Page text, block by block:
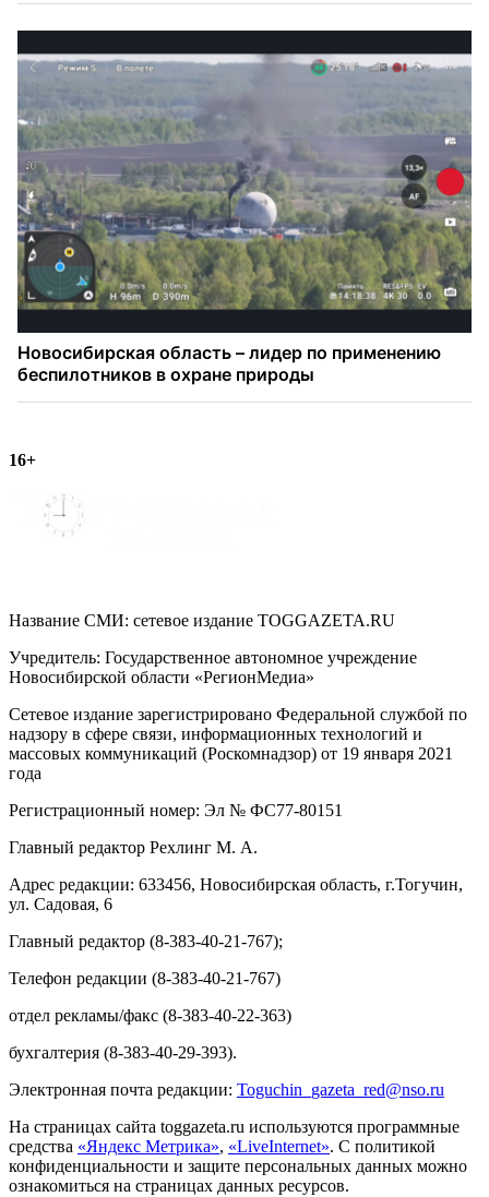
16+
Название СМИ: cетевое издание TOGGAZETA.RU
Учредитель: Государственное автономное учреждение
Новосибирской области «РегионМедиа»
Сетевое издание зарегистрировано Федеральной службой по
надзору в сфере связи, информационных технологий и
массовых коммуникаций (Роскомнадзор) от 19 января 2021
года
Регистрационный номер: Эл № ФС77-80151
Главный редактор Рехлинг М. А.
Адрес редакции: 633456, Новосибирская область, г.Тогучин,
ул. Садовая, 6
Главный редактор (8-383-40-21-767);
Телефон редакции (8-383-40-21-767)
отдел рекламы/факс (8-383-40-22-363)
бухгалтерия (8-383-40-29-393).
Электронная почта редакции: Toguchin gazeta red@nso.ru
На страницах сайта toggazeta.ru используются программные
средства «Яндекс Метрика», «LiveInternet». С политикой
конфиденциальности и защите персональных данных можно
ознакомиться на страницах данных ресурсов.